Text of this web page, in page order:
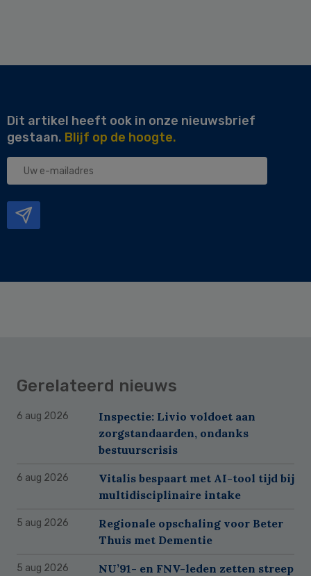
Dit artikel heeft ook in onze nieuwsbrief
gestaan. Blijf op de hoogte.
Uw
Gerelateerd nieuws
6 aug 2026
Inspectie: Livio voldoet aan
zorgstandaarden, ondanks
bestuurscrisis
6 aug 2026
Vitalis bespaart met AI-tool tijd bij
multidisciplinaire intake
5 aug 2026
Regionale opschaling voor Beter
Thuis met Dementie
5 aug 2026
NU’91- en FNV-leden zetten streep